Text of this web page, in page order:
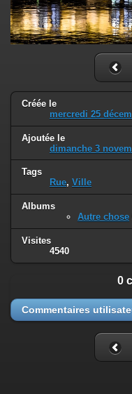
Créée le
mercredi 25
Ajoutée le
dimanche 3
Tags
Rue, Ville
Albums
Autre chose
Visites
4540
0
Commentaires